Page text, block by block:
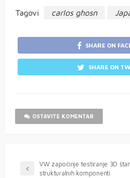
Tagovi carlos ghosn
SHARE ON
SHARE ON
OSTAVITE KOMENTAR
VW započinje testiranje 3D
strukturalnih komponenti